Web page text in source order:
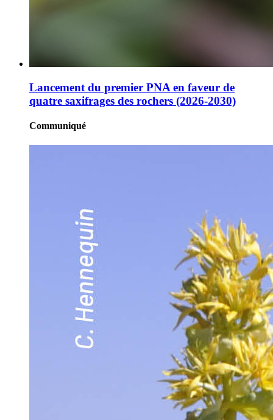
Lancement du premier PNA en faveur de
quatre saxifrages des rochers (2026-2030)
Communiqué